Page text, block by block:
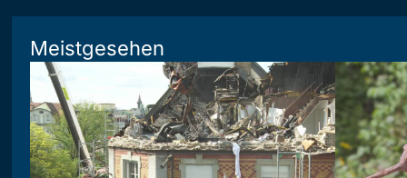
Meistgesehen